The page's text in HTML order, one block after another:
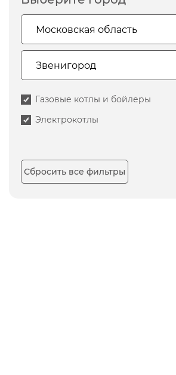
Газовые котлы и бойлеры
Электрокотлы
Сбросить все фильтры